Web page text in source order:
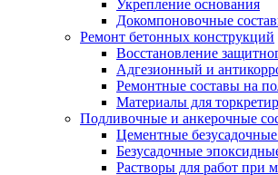
Укрепление основания
Докомпоновочные
Ремонт бетонных конструкций
Восстановление
Адгезионный и
Ремонтные составы на
Материалы для
Подливочные и анкерочные
Цементные
Безусадочные
Растворы для работ при